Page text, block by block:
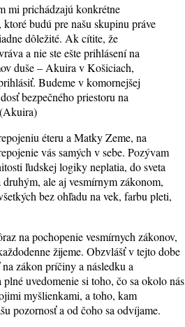
mi prichádzajú konkrétne
ktoré budú pre našu skupinu práve
dôležité. Ak cítite, že
a nie ste ešte prihlásení na
duše – Akuira v Košiciach,
Budeme v komornejšej
bezpečného priestoru na
éteru a Matky Zeme, na
vás samých v sebe. Pozývam
ľudskej logiky neplatia, do sveta
ale aj vesmírnym zákonom,
bez ohľadu na vek, farbu pleti,
na pochopenie vesmírnych zákonov,
žijeme. Obzvlášť v tejto dobe
zákon príčiny a následku a
uvedomenie si toho, čo sa okolo nás
myšlienkami, a toho, kam
pozornosť a od čoho sa odvíjame.